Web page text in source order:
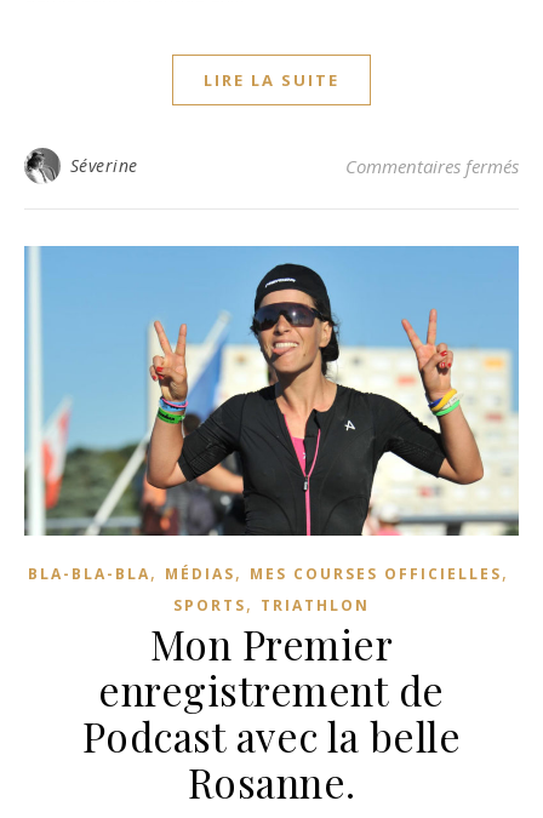
LIRE LA SUITE
Séverine Commentaires fermés
BLA-BLA-BLA, MÉDIAS, MES COURSES OFFICIELLES,
SPORTS, TRIATHLON
Mon Premier
enregistrement de
Podcast avec la belle
Rosanne.